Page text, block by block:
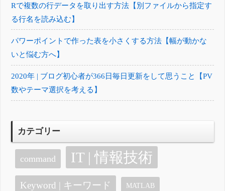
Rで複数の行データを取り出す方法【別ファイルから指定す
る行名を読み込む】
パワーポイントで作った表を小さくする方法【幅が動かな
いと悩む方へ】
2020年 | ブログ初心者が366日毎日更新をして思うこと【PV
数やテーマ選択を考える】
カテゴリー
command IT | 情報技術
Keyword | キーワード MATLAB